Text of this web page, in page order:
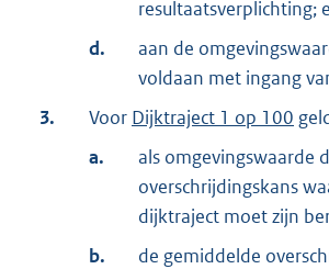
resultaatsverplichting;
d.
aan de
voldaan met ingang
3.
Voor Dijktraject 1 op 100
a.
als omgevingswaarde
overschrijdingskans
dijktraject moet zijn
b.
de gemiddelde